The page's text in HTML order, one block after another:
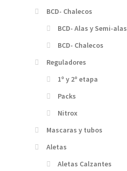
BCD- Chalecos
BCD- Alas y Semi-alas
BCD- Chalecos
Reguladores
1º y 2º etapa
Packs
Nitrox
Mascaras y tubos
Aletas
Aletas Calzantes